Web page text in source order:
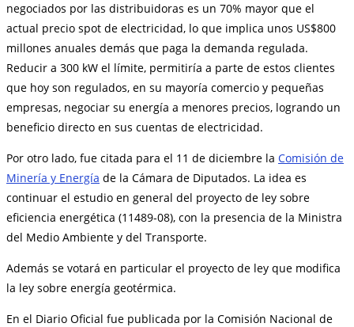
negociados por las distribuidoras es un 70% mayor que el
actual precio spot de electricidad, lo que implica unos US$800
millones anuales demás que paga la demanda regulada.
Reducir a 300 kW el límite, permitiría a parte de estos clientes
que hoy son regulados, en su mayoría comercio y pequeñas
empresas, negociar su energía a menores precios, logrando un
beneficio directo en sus cuentas de electricidad.
Por otro lado, fue citada para el 11 de diciembre la Comisión de
Minería y Energía de la Cámara de Diputados. La idea es
continuar el estudio en general del proyecto de ley sobre
eficiencia energética (11489-08), con la presencia de la Ministra
del Medio Ambiente y del Transporte.
Además se votará en particular el proyecto de ley que modifica
la ley sobre energía geotérmica.
En el Diario Oficial fue publicada por la Comisión Nacional de